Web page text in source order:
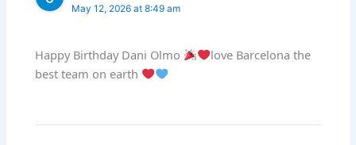
May 12, 2026 at 8:49 am
Happy Birthday Dani Olmo
love Barcelona the
best team on earth